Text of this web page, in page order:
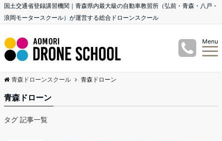
国土交通省登録講習機関｜青森県内最大級の自動車教習所（弘前・青森・八戸・
浪岡モータースクール）が運営する総合ドローンスクール
Menu
青森ドローンスクール 青森ドローン
青森ドローン
タグ 記事一覧